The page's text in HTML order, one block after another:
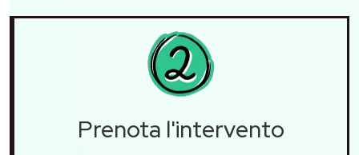
Prenota l'intervento